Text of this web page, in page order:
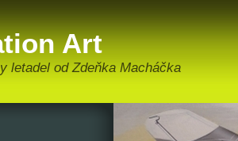
Art
letadel od Zdeňka Macháčka